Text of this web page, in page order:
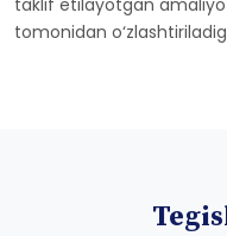
taklif etilayotgan
tomonidan